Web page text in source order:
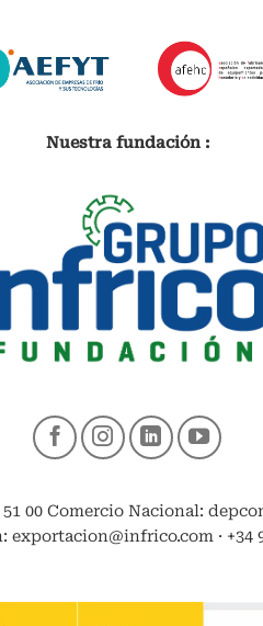
Nuestra fundación :
00 Comercio Nacional:
exportacion@infrico.com · +34